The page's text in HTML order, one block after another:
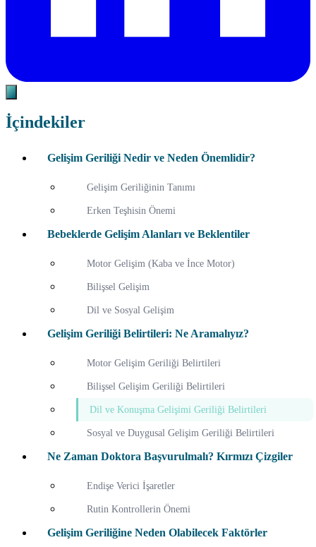
İçindekiler
Gelişim Geriliği Nedir ve Neden Önemlidir?
Gelişim Geriliğinin Tanımı
Erken Teşhisin Önemi
Bebeklerde Gelişim Alanları ve Beklentiler
Motor Gelişim (Kaba ve İnce Motor)
Bilişsel Gelişim
Dil ve Sosyal Gelişim
Gelişim Geriliği Belirtileri: Ne Aramalıyız?
Motor Gelişim Geriliği Belirtileri
Bilişsel Gelişim Geriliği Belirtileri
Dil ve Konuşma Gelişimi Geriliği Belirtileri
Sosyal ve Duygusal Gelişim Geriliği Belirtileri
Ne Zaman Doktora Başvurulmalı? Kırmızı Çizgiler
Endişe Verici İşaretler
Rutin Kontrollerin Önemi
Gelişim Geriliğine Neden Olabilecek Faktörler